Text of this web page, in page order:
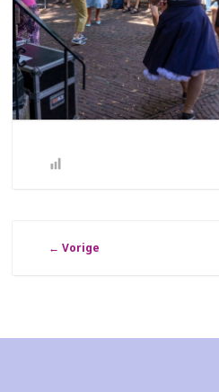
← Vorige